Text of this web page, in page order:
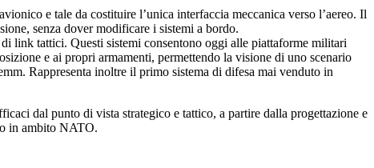
e tale da costituire l’unica interfaccia meccanica verso l’aereo. Il
senza dover modificare i sistemi a bordo.
link tattici. Questi sistemi consentono oggi alle piattaforme militari
e ai propri armamenti, permettendo la visione di uno scenario
Rappresenta inoltre il primo sistema di difesa mai venduto in
dal punto di vista strategico e tattico, a partire dalla progettazione e
in ambito NATO.